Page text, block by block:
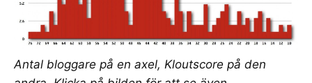
Antal bloggare på en axel, Kloutscore på den